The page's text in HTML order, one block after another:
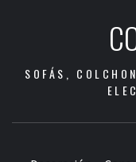
SOFÁS,